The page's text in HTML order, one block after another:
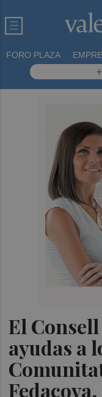
FORO PLAZA
El
ayudas a